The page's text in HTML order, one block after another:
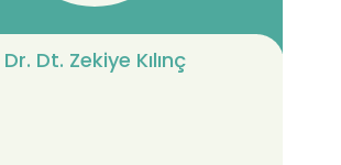
Dr. Dt. Zekiye Kılınç